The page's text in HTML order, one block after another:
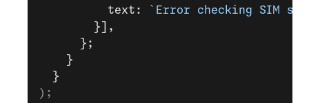
          text:
`Error checking SIM
        }],
      };
    }
  }
);